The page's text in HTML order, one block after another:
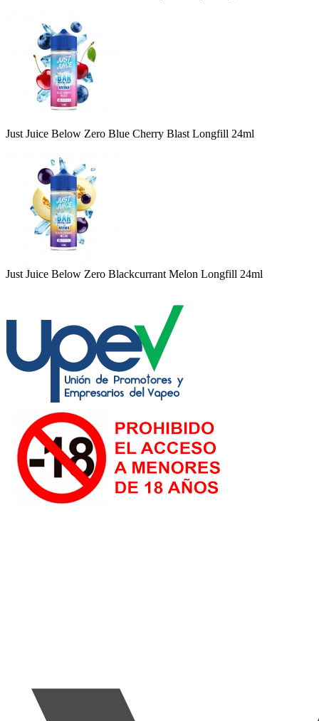
Just Juice Below Zero Blue Cherry Blast Longfill 24ml
Just Juice Below Zero Blackcurrant Melon Longfill 24ml